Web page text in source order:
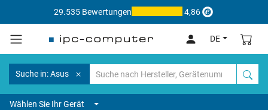
29.535 Bewertungen 4,86
DE
Suche in: Asus
Wählen Sie Ihr Gerät